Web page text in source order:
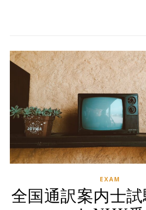
EXAM
全国通訳案内士